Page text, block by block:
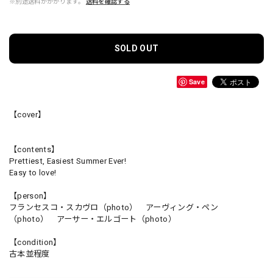
※別途送料がかかります。 送料を確認する
SOLD OUT
Save
【cover】
【contents】
Prettiest, Easiest Summer Ever!
Easy to love!
【person】
フランセスコ・スカヴロ（photo） アーヴィング・ペン
（photo） アーサー・エルゴート（photo）
【condition】
古本並程度